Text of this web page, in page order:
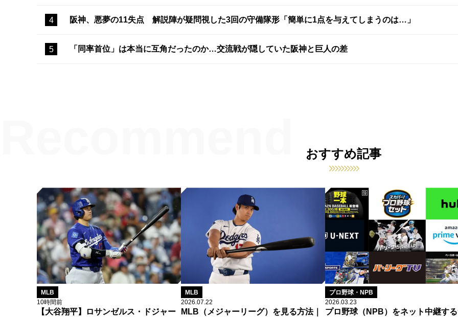
阪神、悪夢の11失点 解説陣が疑問視した3回の守備隊形「簡単に1点を与えてしまうのは…」
「同率首位」は本当に互角だったのか…交流戦が隠していた阪神と巨人の差
おすすめ記事
MLB
10時間前
【大谷翔平】ロサンゼルス・ドジャー
MLB
2026.07.22
MLB（メジャーリーグ）を見る方法｜
プロ野球・NPB
2026.03.23
プロ野球（NPB）をネット中継す